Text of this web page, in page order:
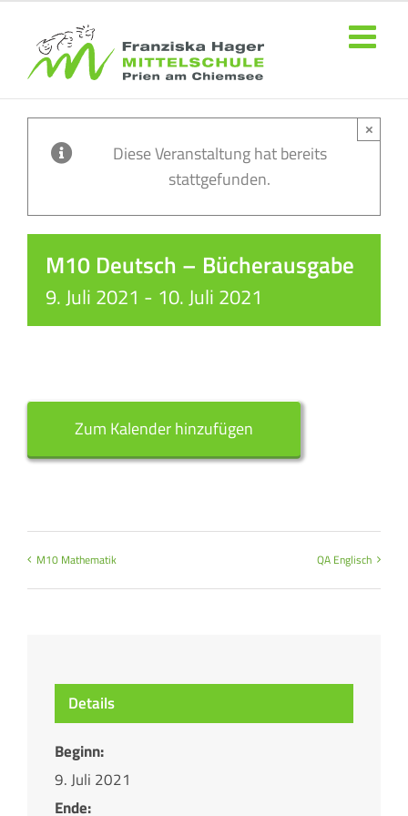
springen
Diese Veranstaltung hat bereits
stattgefunden.
×
M10 Deutsch – Bücherausgabe
9. Juli 2021 - 10. Juli 2021
Zum Kalender hinzufügen
M10 Mathematik QA Englisch
Details
Beginn:
9. Juli 2021
Ende: